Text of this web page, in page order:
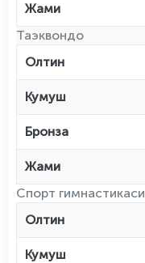
Жами
Таэквондо
Олтин
Кумуш
Бронза
Жами
Спорт гимнастикаси
Олтин
Кумуш